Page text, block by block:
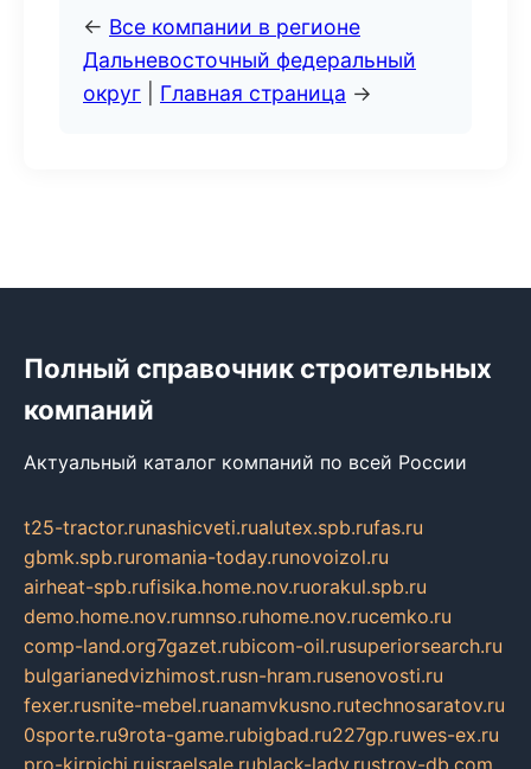
← Все компании в регионе
Дальневосточный федеральный
округ
Главная страница →
Полный справочник строительных
компаний
Актуальный каталог компаний по всей России
t25-tractor.runashicveti.rualutex.spb.rufas.ru
gbmk.spb.ruromania-today.runovoizol.ru
airheat-spb.rufisika.home.nov.ruorakul.spb.ru
demo.home.nov.rumnso.ruhome.nov.rucemko.ru
comp-land.org7gazet.rubicom-oil.rusuperiorsearch.ru
bulgarianedvizhimost.rusn-hram.rusenovosti.ru
fexer.rusnite-mebel.ruanamvkusno.rutechnosaratov.ru
0sporte.ru9rota-game.rubigbad.ru227gp.ruwes-ex.ru
pro-kirpichi.ruisraelsale.rublack-lady.rustroy-db.com